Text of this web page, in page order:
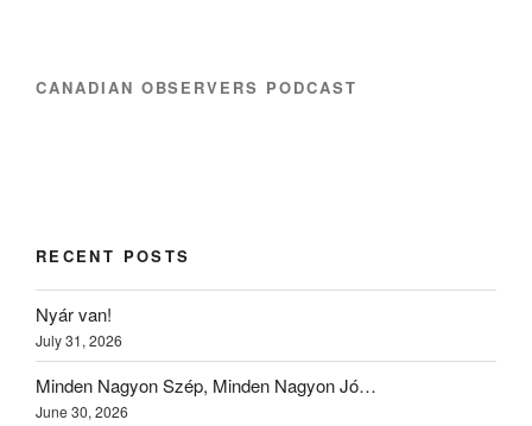
CANADIAN OBSERVERS PODCAST
RECENT POSTS
Nyár van!
July 31, 2026
Minden Nagyon Szép, Minden Nagyon Jó…
June 30, 2026